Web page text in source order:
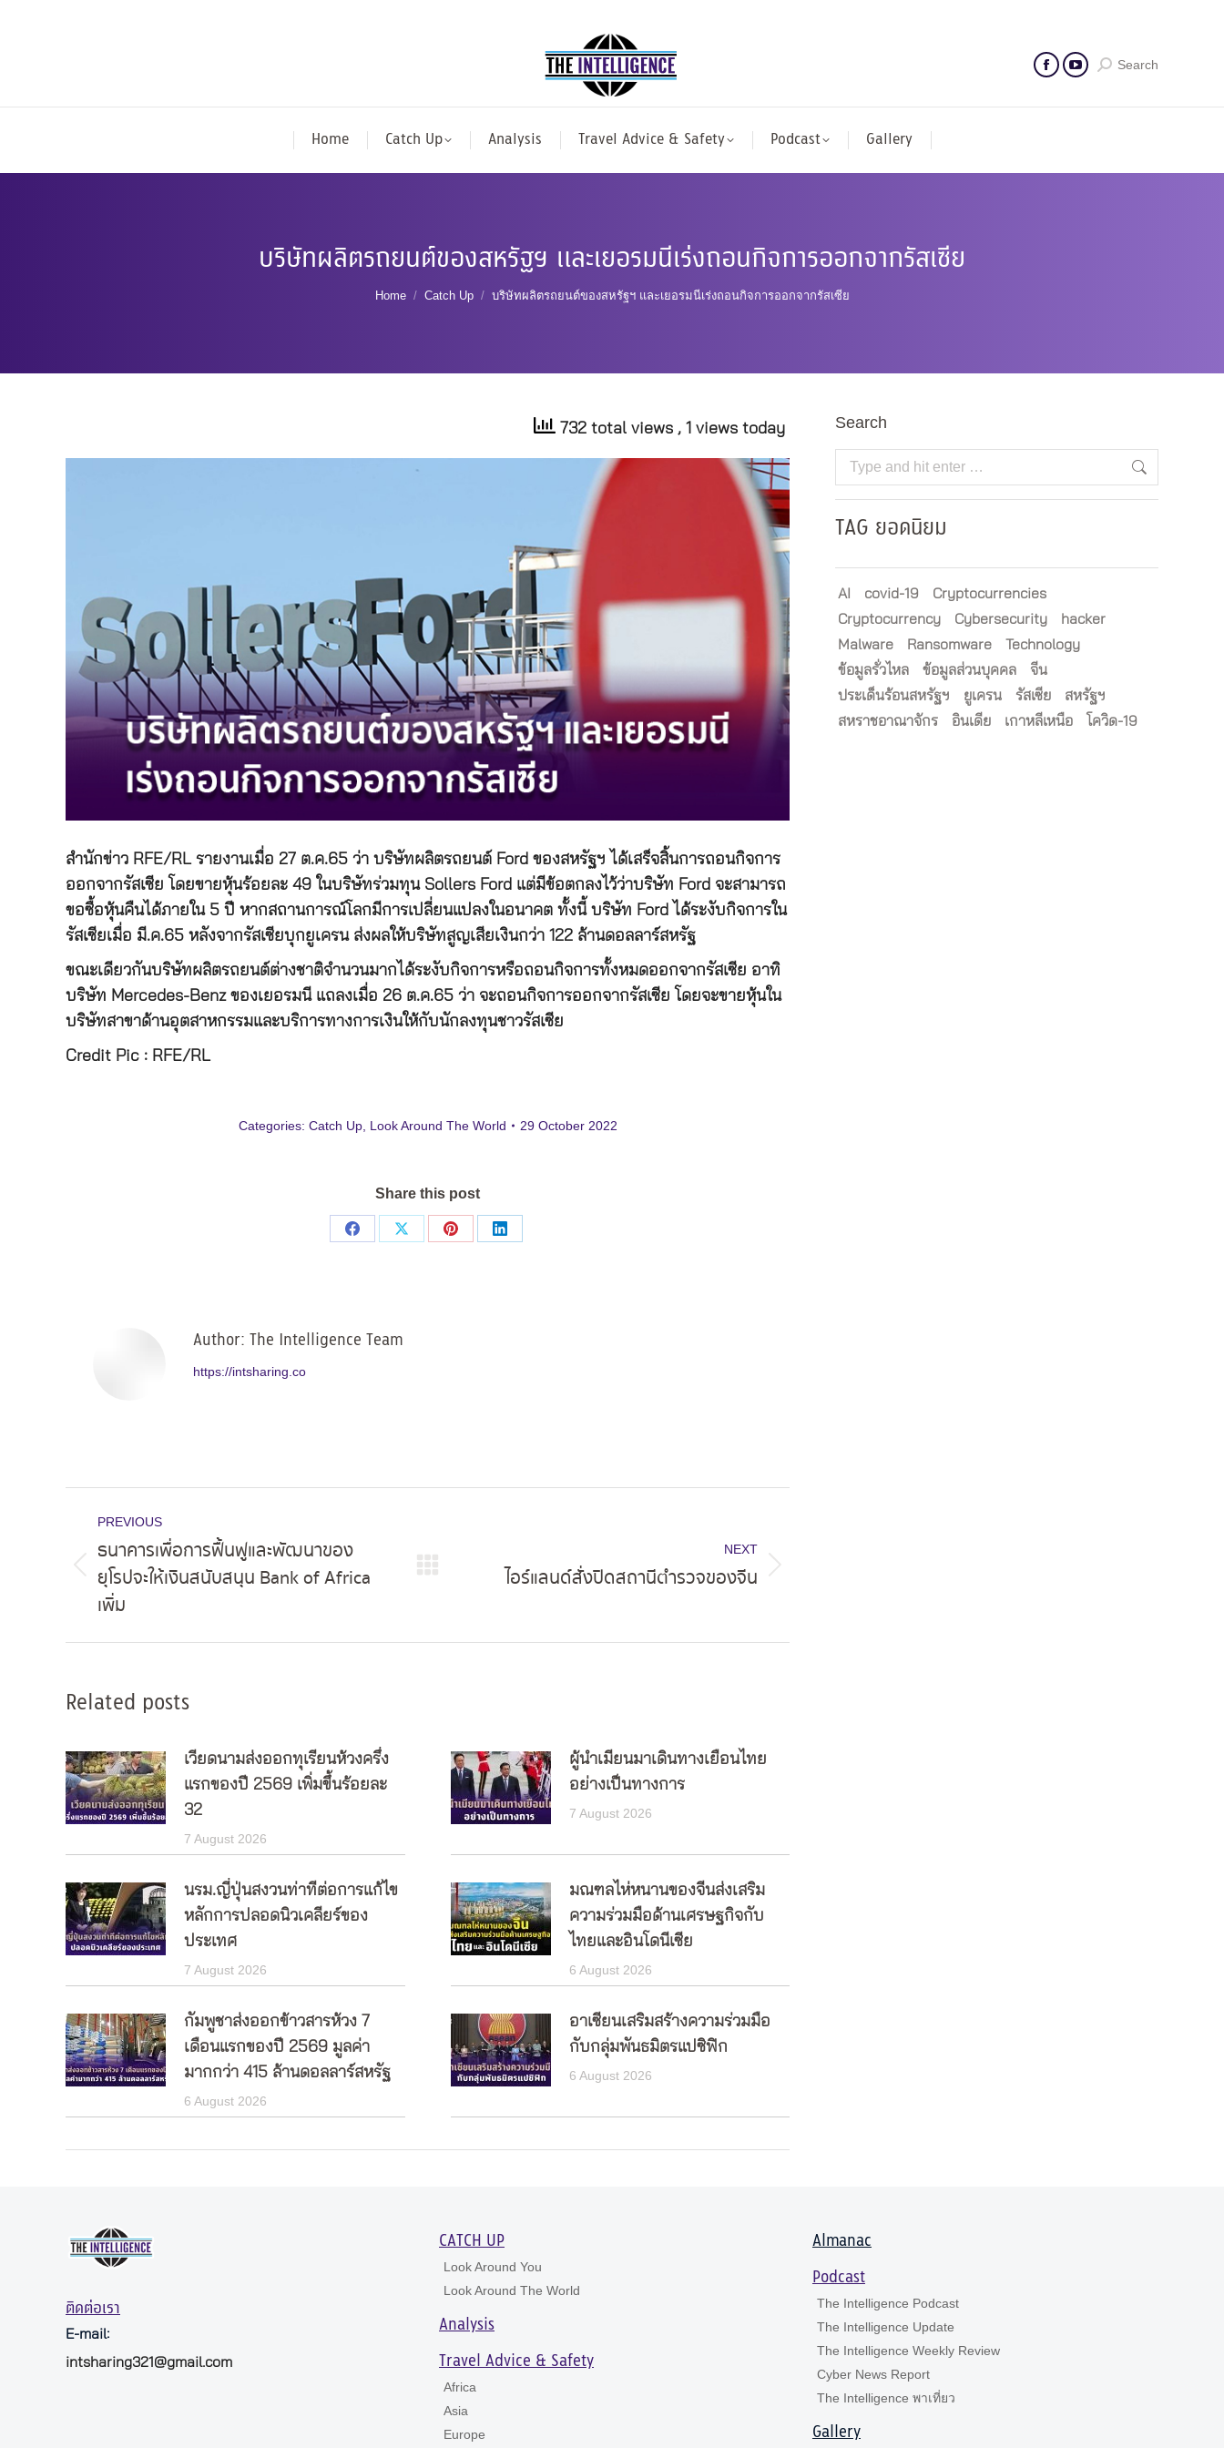
Search
Home Catch Up Analysis Travel Advice & Safety Podcast Gallery
บริษัทผลิตรถยนต์ของสหรัฐฯ และเยอรมนีเร่งถอนกิจการออกจากรัสเซีย
You are here:
Home Catch Up บริษัทผลิตรถยนต์ของสหรัฐฯ และเยอรมนีเร่งถอนกิจการออกจากรัสเซีย
732 total views , 1 views today
สำนักข่าว RFE/RL รายงานเมื่อ 27 ต.ค.65 ว่า บริษัทผลิตรถยนต์ Ford ของสหรัฐฯ ได้เสร็จสิ้นการถอนกิจการ
ออกจากรัสเซีย โดยขายหุ้นร้อยละ 49 ในบริษัทร่วมทุน Sollers Ford แต่มีข้อตกลงไว้ว่าบริษัท Ford จะสามารถ
ขอซื้อหุ้นคืนได้ภายใน 5 ปี หากสถานการณ์โลกมีการเปลี่ยนแปลงในอนาคต ทั้งนี้ บริษัท Ford ได้ระงับกิจการใน
รัสเซียเมื่อ มี.ค.65 หลังจากรัสเซียบุกยูเครน ส่งผลให้บริษัทสูญเสียเงินกว่า 122 ล้านดอลลาร์สหรัฐ
ขณะเดียวกันบริษัทผลิตรถยนต์ต่างชาติจำนวนมากได้ระงับกิจการหรือถอนกิจการทั้งหมดออกจากรัสเซีย อาทิ
บริษัท Mercedes-Benz ของเยอรมนี แถลงเมื่อ 26 ต.ค.65 ว่า จะถอนกิจการออกจากรัสเซีย โดยจะขายหุ้นใน
บริษัทสาขาด้านอุตสาหกรรมและบริการทางการเงินให้กับนักลงทุนชาวรัสเซีย
Credit Pic : RFE/RL
Categories: Catch Up, Look Around The World 29 October 2022
Share this post
Share
Share
Share
Share
Author: The Intelligence Team
https://intsharing.co
navigation
PREVIOUS
Previous
post:
ธนาคารเพื่อการฟื้นฟูและพัฒนาของ
ยุโรปจะให้เงินสนับสนุน Bank of Africa
เพิ่ม
NEXT
ไอร์แลนด์สั่งปิดสถานีตำรวจของจีน
Related posts
เวียดนามส่งออกทุเรียนห้วงครึ่ง
แรกของปี 2569 เพิ่มขึ้นร้อยละ
32
7 August 2026
ผู้นำเมียนมาเดินทางเยือนไทย
อย่างเป็นทางการ
7 August 2026
นรม.ญี่ปุ่นสงวนท่าทีต่อการแก้ไข
หลักการปลอดนิวเคลียร์ของ
ประเทศ
7 August 2026
มณฑลไห่หนานของจีนส่งเสริม
ความร่วมมือด้านเศรษฐกิจกับ
ไทยและอินโดนีเซีย
6 August 2026
กัมพูชาส่งออกข้าวสารห้วง 7
เดือนแรกของปี 2569 มูลค่า
มากกว่า 415 ล้านดอลลาร์สหรัฐ
6 August 2026
อาเซียนเสริมสร้างความร่วมมือ
กับกลุ่มพันธมิตรแปซิฟิก
6 August 2026
Search
Search:
TAG ยอดนิยม
AI covid-19
Cryptocurrencies
Cryptocurrency
Cybersecurity
hacker
Malware
Ransomware
Technology
ข้อมูลรั่วไหล
ข้อมูลส่วนบุคคล
จีน
ประเด็นร้อนสหรัฐฯ
ยูเครน รัสเซีย
สหรัฐฯ
สหราชอาณาจักร
อินเดีย เกาหลีเหนือ โควิด-19
ติดต่อเรา
E-mail:
intsharing321@gmail.com
CATCH UP
Look Around You
Look Around The World
Analysis
Travel Advice & Safety
Africa
Asia
Europe
Almanac
Podcast
The Intelligence Podcast
The Intelligence Update
The Intelligence Weekly Review
Cyber News Report
The Intelligence พาเที่ยว
Gallery